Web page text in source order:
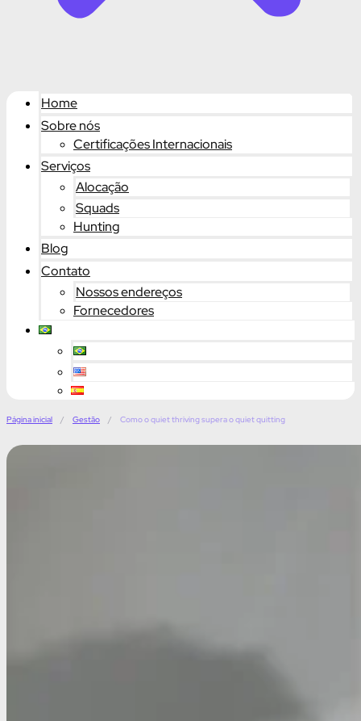
Home
Sobre nós
Certificações Internacionais
Serviços
Alocação
Squads
Hunting
Blog
Contato
Nossos endereços
Fornecedores
Página inicial / Gestão / Como o quiet thriving supera o quiet quitting